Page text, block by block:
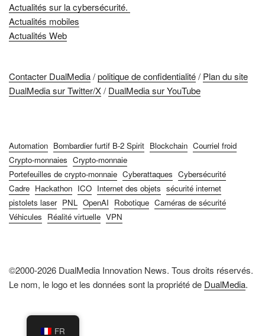
Actualités sur la cybersécurité.
Actualités mobiles
Actualités Web
Contacter DualMedia/politique de confidentialité/ Plan du site
DualMedia sur Twitter/X/ DualMedia sur YouTube
Automation Bombardier furtif B-2 Spirit Blockchain Courriel froid
Crypto-monnaies Crypto-monnaie
Portefeuilles de crypto-monnaie Cyberattaques Cybersécurité
Cadre Hackathon ICO Internet des objets sécurité internet
pistolets laser PNL OpenAI Robotique Caméras de sécurité
Véhicules Réalité virtuelle VPN
©2000-2026 DualMedia Innovation News. Tous droits réservés.
Le nom, le logo et les données sont la propriété de DualMedia.
FR